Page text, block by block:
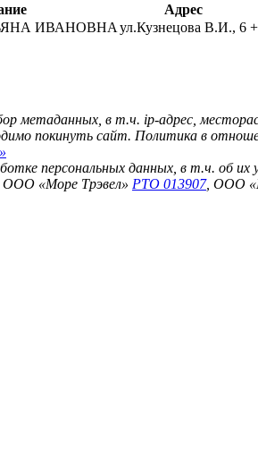
Адрес
ИВАНОВНА ул.Кузнецова В.И., 6
метаданных, в т.ч. ip-адрес,
покинуть сайт. Политика в
персональных данных, в т.ч. об их
ООО «Море Трэвел» РТО 013907, ООО